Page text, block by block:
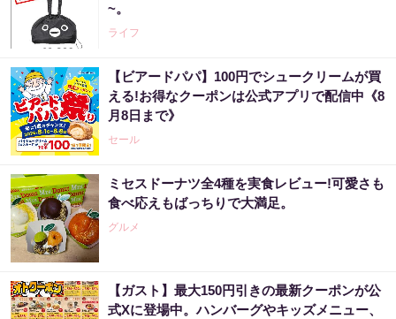
~。
ライフ
【ビアードパパ】100円でシュークリームが買
える!お得なクーポンは公式アプリで配信中《8
月8日まで》
セール
ミセスドーナツ全4種を実食レビュー!可愛さも
食べ応えもばっちりで大満足。
グルメ
【ガスト】最大150円引きの最新クーポンが公
式Xに登場中。ハンバーグやキッズメニュー、